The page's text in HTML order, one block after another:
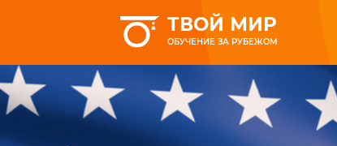
ТВОЙ МИР
ОБУЧЕНИЕ ЗА РУБЕЖОМ